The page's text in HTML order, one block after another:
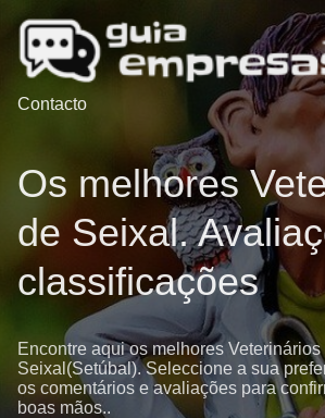
Contacto
Os melhores
de Seixal.
classificações
Encontre aqui os melhores Veterinários
Seixal(Setúbal). Seleccione a sua
os comentários e avaliações para
boas mãos..